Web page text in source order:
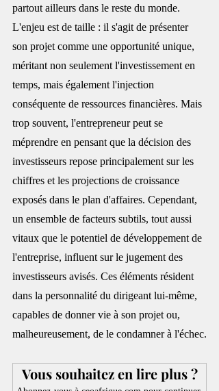
partout ailleurs dans le reste du monde.
L'enjeu est de taille : il s'agit de présenter
son projet comme une opportunité unique,
méritant non seulement l'investissement en
temps, mais également l'injection
conséquente de ressources financières. Mais
trop souvent, l'entrepreneur peut se
méprendre en pensant que la décision des
investisseurs repose principalement sur les
chiffres et les projections de croissance
exposés dans le plan d'affaires. Cependant,
un ensemble de facteurs subtils, tout aussi
vitaux que le potentiel de développement de
l'entreprise, influent sur le jugement des
investisseurs avisés. Ces éléments résident
dans la personnalité du dirigeant lui-même,
capables de donner vie à son projet ou,
malheureusement, de le condamner à l'échec.
Vous souhaitez en lire plus ?